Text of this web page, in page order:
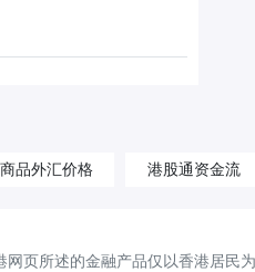
商品外汇价格 港股通资金流
网页所述的金融产品仅以香港居民